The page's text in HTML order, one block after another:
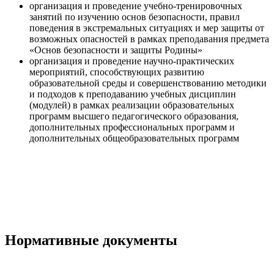
организация и проведение учебно-тренировочных
занятий по изучению основ безопасности, правил
поведения в экстремальных ситуациях и мер защиты от
возможных опасностей в рамках преподавания предмета
«Основ безопасности и защиты Родины»
организация и проведение научно-практических
мероприятий, способствующих развитию
образовательной среды и совершенствованию методики
и подходов к преподаванию учебных дисциплин
(модулей) в рамках реализации образовательных
программ высшего педагогического образования,
дополнительных профессиональных программ и
дополнительных общеобразовательных программ
Нормативные документы